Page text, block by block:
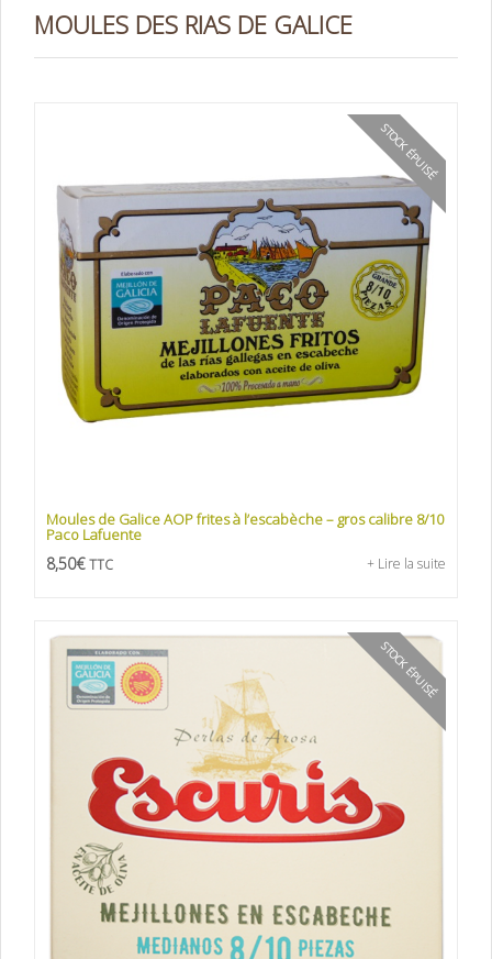
MOULES DES RIAS DE GALICE
STOCK ÉPUISÉ
Moules de Galice AOP frites à l’escabèche – gros calibre 8/10
Paco Lafuente
8,50€ TTC + Lire la suite
STOCK ÉPUISÉ